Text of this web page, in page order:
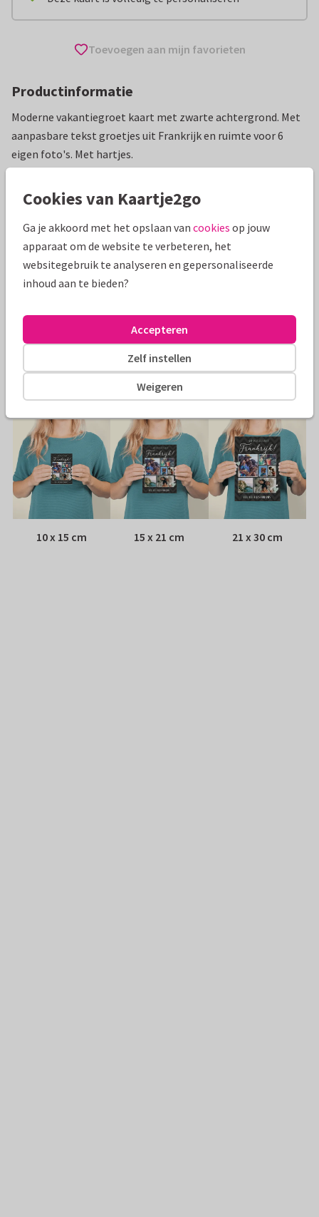
Toevoegen aan mijn favorieten
Productinformatie
Moderne vakantiegroet kaart met zwarte achtergrond. Met
aanpasbare tekst groetjes uit Frankrijk en ruimte voor 6
eigen foto's. Met hartjes.
Vakantiekaarten ilse Frankrijk Groeten uit...
Specificaties bij deze kaart
Envelop: Geen, verzonden als ansichtkaart
Adres: Achterop de kaart
Formaten
10 x 15 cm 15 x 21 cm 21 x 30 cm
Cookies van Kaartje2go
Ga je akkoord met het opslaan van cookies op jouw
apparaat om de website te verbeteren, het
websitegebruik te analyseren en gepersonaliseerde
inhoud aan te bieden?
Weigeren
Zelf instellen
Accepteren